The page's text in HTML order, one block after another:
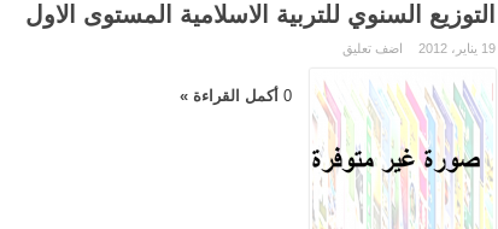
التوزيع السنوي للتربية الاسلامية المستوى الاول
19 يناير، 2012 اضف تعليق
0 أكمل القراءة »